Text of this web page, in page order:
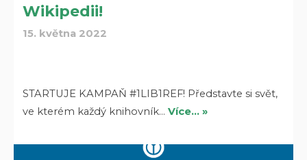
Wikipedii!
15. května 2022
STARTUJE KAMPAŇ #1LIB1REF! Představte si svět,
ve kterém každý knihovník…Více… »